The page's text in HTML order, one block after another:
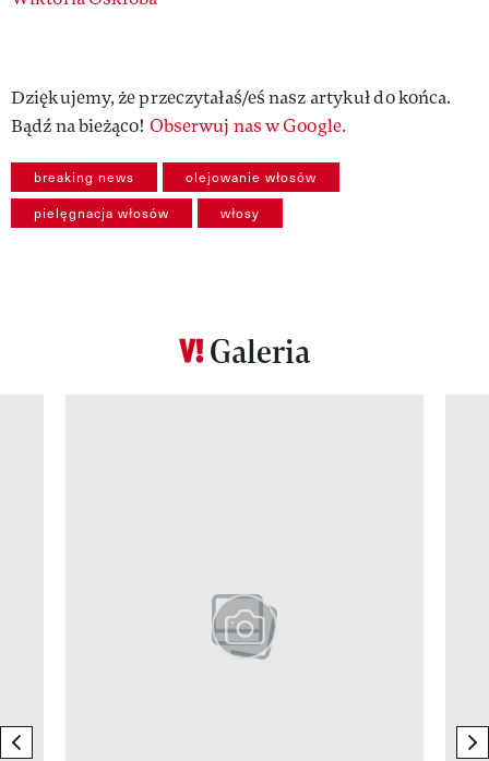
Dziękujemy, że przeczytałaś/eś nasz artykuł do końca.
Bądź na bieżąco! Obserwuj nas w Google.
breaking news olejowanie włosów
pielęgnacja włosów włosy
Galeria
previous element